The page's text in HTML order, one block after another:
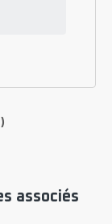
associés